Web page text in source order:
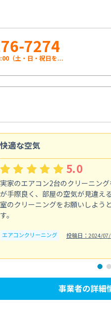
7274
（土・日・祝日を...
快適な空気
5.0
実家のエアコン2台のクリーニン
が手際良く、部屋の空気が見違え
室のクリーニングをお願いしよう
す。
エアコンクリーニング 投稿日：2024/
事業者の詳細